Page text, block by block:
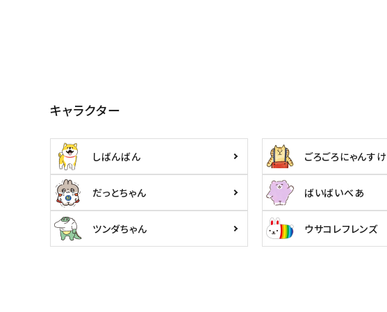
キャラクター
しばんばん ごろごろにゃんすけ
だっとちゃん ばいばいべあ
ツンダちゃん ウサコレフレンズ